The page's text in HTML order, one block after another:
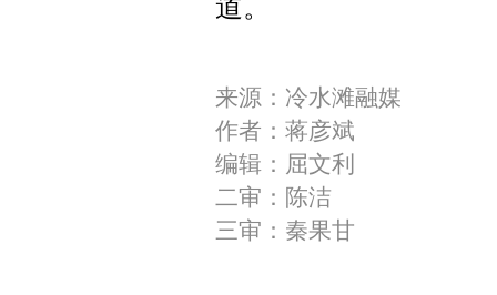
道。
来源：冷水滩融媒
作者：蒋彦斌
编辑：屈文利
二审：陈洁
三审：秦果甘